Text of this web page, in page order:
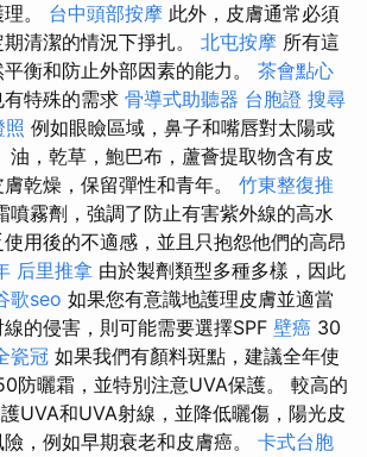
。 台中頭部按摩 此外，皮膚通常必須
清潔的情況下掙扎。 北屯按摩 所有這
衡和防止外部因素的能力。 茶會點心
特殊的需求 骨導式助聽器 台胞證 搜尋
照 例如眼瞼區域，鼻子和嘴唇對太陽或
油，乾草，鮑巴布，蘆薈提取物含有皮
乾燥，保留彈性和青年。 竹東整復推
噴霧劑，強調了防止有害紫外線的高水
用後的不適感，並且只抱怨他們的高昂
后里推拿 由於製劑類型多種多樣，因此
歌seo 如果您有意識地護理皮膚並適當
的侵害，則可能需要選擇SPF 壁癌 30
瓷冠 如果我們有顏料斑點，建議全年使
防曬霜，並特別注意UVA保護。 較高的
UVA和UVA射線，並降低曬傷，陽光皮
，例如早期衰老和皮膚癌。 卡式台胞